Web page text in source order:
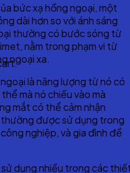
bức xạ hồng ngoại, một
dài hơn so với ánh sáng
thường có bước sóng từ
nằm trong phạm vi từ
ngoại xa.
là năng lượng từ nó có
mà nó chiếu vào mà
mắt có thể cảm nhận
được sử dụng trong
nghiệp, và gia đình để